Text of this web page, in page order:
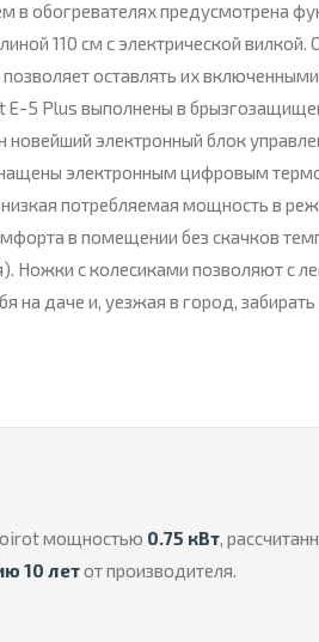
в обогревателях предусмотрена
110 см с электрической вилкой.
оставлять их
5 Plus выполнены в
электронный блок
электронным цифровым
потребляемая мощность в
в помещении без скачков
с колесиками позволяют с
даче и, уезжая в город, забирать
мощностью 0.75 кВт,
10 летот производителя.